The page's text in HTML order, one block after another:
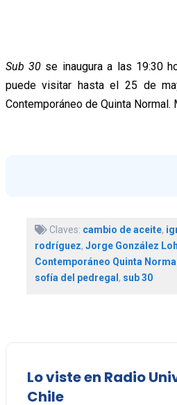
Sub 30 se inaugura a las 19:30
puede visitar hasta el 25 de
Contemporáneo de Quinta
Claves: cambio de aceite,
rodríguez, Jorge González
Contemporáneo Quinta
sofía del pedregal, sub 30
Lo viste en Radio
Chile